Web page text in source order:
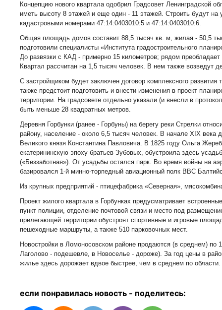
Концепцию нового квартала одобрил Градсовет Ленинградской
иметь высоту 8 этажей и еще один - 11 этажей. Строить будут на
кадастровыми номерами 47:14:0403010:5 и 47:14:0403010:6.
Общая площадь домов составит 88,5 тысяч кв. м, жилая - 50,5
подготовили специалисты «Института градостроительного
До развязки с КАД - примерно 15 километров; рядом преобладает
Квартал рассчитан на 1,5 тысяч человек. В нем также возведут
С застройщиком будет заключен договор комплексного развития
также предстоит подготовить и внести изменения в проект
территории. На градсовете отдельно указали (и внесли в
быть меньше 28 квадратных метров.
Деревня Горбунки (ранее - Горбуны) на берегу реки Стрелки
району, население - около 6,5 тысяч человек. В начале XIX века
Великого князя Константина Павловича. В 1825 году Ольга
екатерининскую эпоху братьев Зубовых, обустроила здесь
(«Беззаботная»). От усадьбы остался парк. Во время войны на
базировался 1-й минно-торпедный авиационный полк ВВС
Из крупных предприятий - птицефабрика «Северная»,
Проект жилого квартала в Горбунках предусматривает
пункт полиции, отделение почтовой связи и место под
прилегающей территории обустроят спортивные и игровые
пешеходные маршруты, а также 510 парковочных мест.
Новостройки в Ломоносовском районе продаются (в среднем) по
Лаголово - подешевле, в Новоселье - дороже). За год цены в
жилье здесь дорожает вдвое быстрее, чем в среднем по области.
если понравилась новость - поделитесь: